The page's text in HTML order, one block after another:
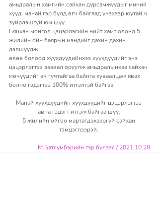
амьдралын хамгийн сайхан дурсамжуудыг миний
хүүд, манай гэр бүлд өгч байгаад үнэхээр юутай ч
зүйрлэшгүй юм шүү.
Бяцхан монгол цэцэрлэгийн нийт хамт олонд 5
жилийн ойн баярын мэндийг дахин дахин
дэвшүүлж
өвөө болоод хүүхдүүдийнхээ хүүхдүүдийг энэ
цэцэрлэгтээ заавал оруулж амьдралынхаа сайхан
мөчүүдийг ач гучтайгаа байнга хуваалцаж явах
болно гэдэгтээ 100% итгэлтэй байгаа.
Манай хүүхдүүдийн хүүхдүүдийг цэцэрлэгтээ
авна гэдэгт итгэж байгаа шүү.
5 жилийн ойгоо мартагдахааргүй сайхан
тэмдэглээрэй.
М.Батсүмбэрийн гэр бүлээс / 2021.10.28